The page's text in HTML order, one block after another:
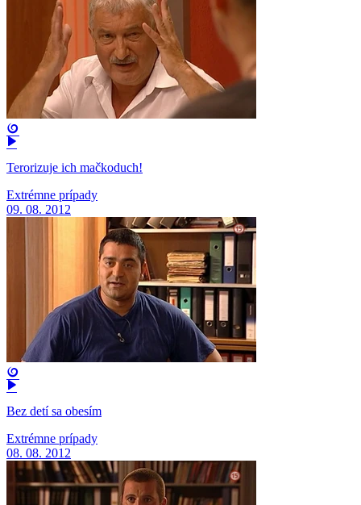
Terorizuje ich mačkoduch!
Extrémne prípady
09. 08. 2012
Bez detí sa obesím
Extrémne prípady
08. 08. 2012